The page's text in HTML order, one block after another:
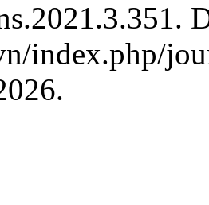
index.php/